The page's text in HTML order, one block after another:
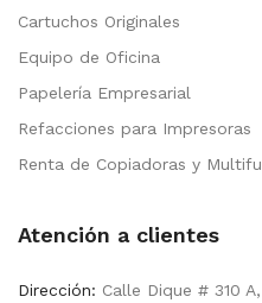
Cartuchos Originales
Equipo de Oficina
Papelería Empresarial
Refacciones para Impresoras
Renta de Copiadoras y
Atención a clientes
Dirección: Calle Dique # 310